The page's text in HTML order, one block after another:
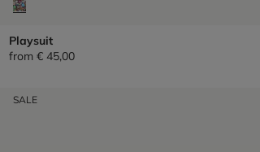
Playsuit
from € 45,00
SALE